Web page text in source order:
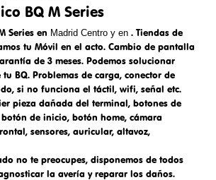
BQ M Series
Series en Madrid Centro y en . Tiendas de
tu Móvil en el acto. Cambio de pantalla
de 3 meses. Podemos solucionar
BQ. Problemas de carga, conector de
si no funciona el táctil, wifi, señal etc.
pieza dañada del terminal, botones de
de inicio, botón home, cámara
sensores, auricular, altavoz,
no te preocupes, disponemos de todos
la avería y reparar los daños.